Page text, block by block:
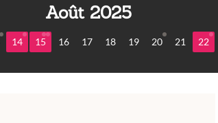
Août 2025
14 15 16 17 18 19 20 21 22